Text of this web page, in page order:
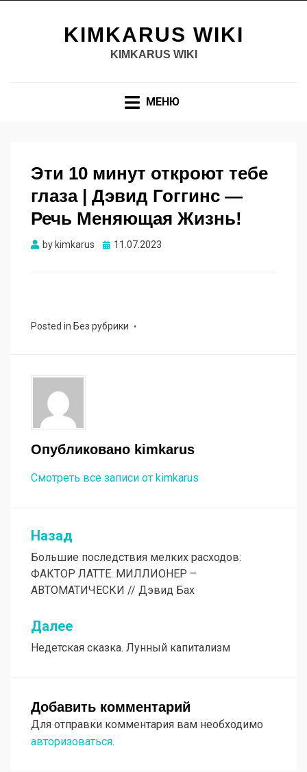
KIMKARUS WIKI
KIMKARUS WIKI
МЕНЮ
Эти 10 минут откроют тебе
глаза | Дэвид Гоггинс —
Речь Меняющая Жизнь!
by kimkarus Опубликовано
11.07.2023
Posted in Без рубрики
Опубликовано kimkarus
Смотреть все записи от kimkarus
Навигация
по
записям
Назад
Большие последствия мелких расходов:
ФАКТОР ЛАТТЕ. МИЛЛИОНЕР –
АВТОМАТИЧЕСКИ // Дэвид Бах
Далее
Недетская сказка. Лунный капитализм
Добавить комментарий
Для отправки комментария вам необходимо
авторизоваться.